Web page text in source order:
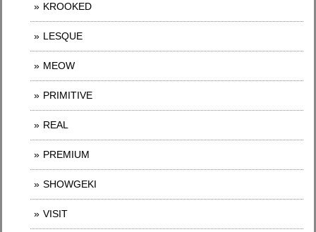
KROOKED
LESQUE
MEOW
PRIMITIVE
REAL
PREMIUM
SHOWGEKI
VISIT